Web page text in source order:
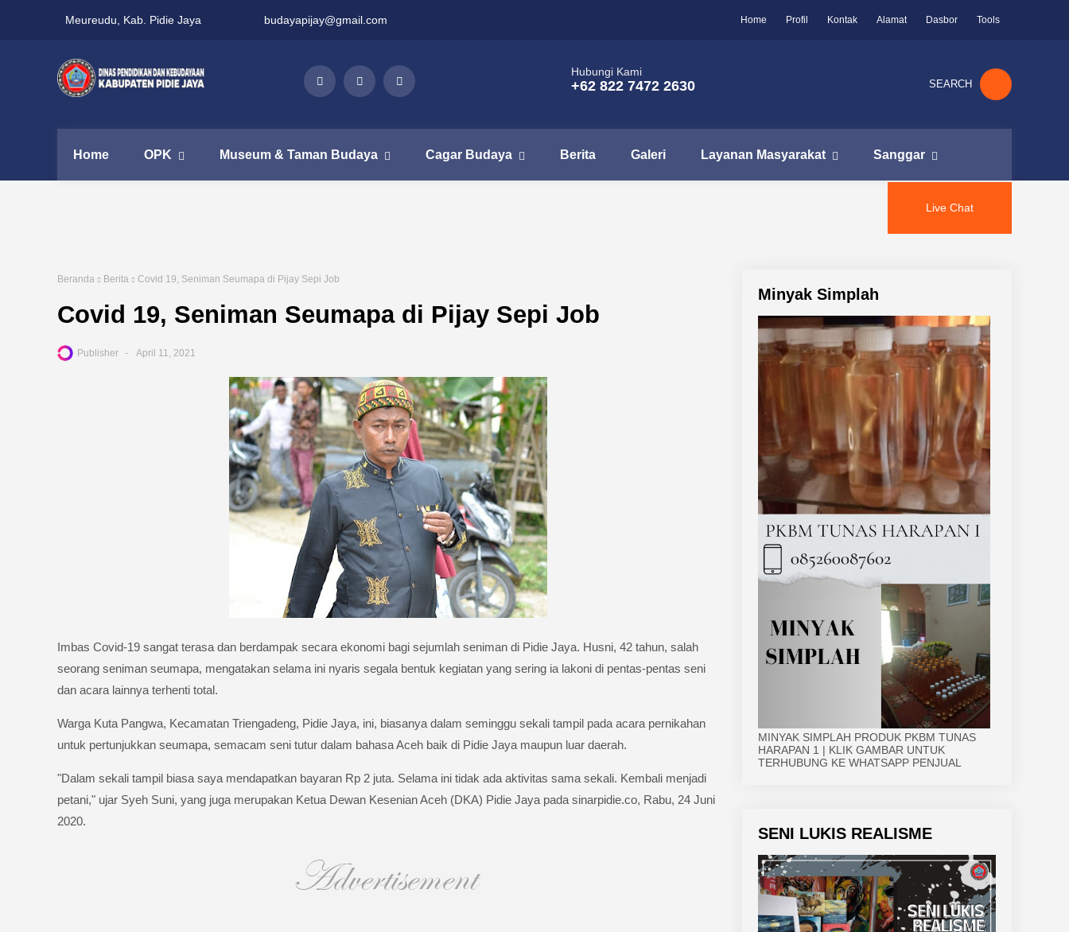
Meureudu, Kab. Pidie Jaya budayapijay@gmail.com Home Profil Kontak Alamat Dasbor Tools
Hubungi Kami
+62 822 7472 2630 SEARCH
Home OPK Museum & Taman Budaya Cagar Budaya Berita Galeri Layanan Masyarakat Sanggar
Live Chat
Beranda Berita Covid 19, Seniman Seumapa di Pijay Sepi Job
Covid 19, Seniman Seumapa di Pijay Sepi Job
Publisher April 11, 2021
Imbas Covid-19 sangat terasa dan berdampak secara ekonomi bagi sejumlah seniman di Pidie Jaya. Husni, 42 tahun, salah
seorang seniman seumapa, mengatakan selama ini nyaris segala bentuk kegiatan yang sering ia lakoni di pentas-pentas seni
dan acara lainnya terhenti total.
Warga Kuta Pangwa, Kecamatan Triengadeng, Pidie Jaya, ini, biasanya dalam seminggu sekali tampil pada acara pernikahan
untuk pertunjukkan seumapa, semacam seni tutur dalam bahasa Aceh baik di Pidie Jaya maupun luar daerah.
"Dalam sekali tampil biasa saya mendapatkan bayaran Rp 2 juta. Selama ini tidak ada aktivitas sama sekali. Kembali menjadi
petani," ujar Syeh Suni, yang juga merupakan Ketua Dewan Kesenian Aceh (DKA) Pidie Jaya pada sinarpidie.co, Rabu, 24 Juni
2020.
Minyak Simplah
MINYAK SIMPLAH PRODUK PKBM TUNAS
HARAPAN 1 | KLIK GAMBAR UNTUK
TERHUBUNG KE WHATSAPP PENJUAL
SENI LUKIS REALISME